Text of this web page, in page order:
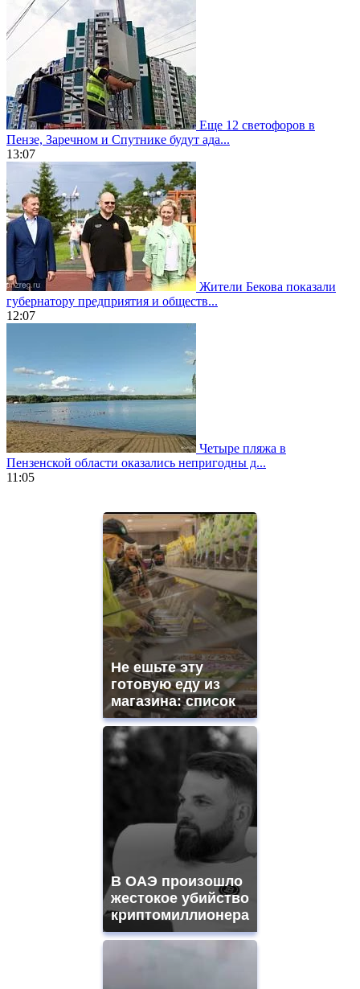
Еще 12 светофоров в
Пензе, Заречном и Спутнике будут ада...
13:07
Жители Бекова показали
губернатору предприятия и обществ...
12:07
Четыре пляжа в
Пензенской области оказались непригодны д...
11:05
https://gradewatches.to/
https://www.replicasrelojes.to/
Не ешьте эту
готовую еду из
магазина: список
В ОАЭ произошло
жестокое убийство
криптомиллионера